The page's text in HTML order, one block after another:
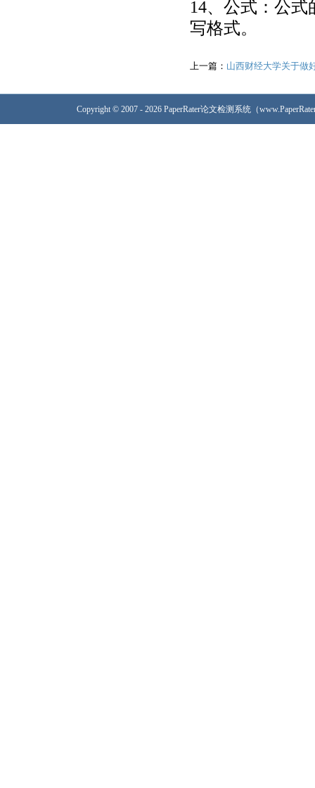
14、公式：公
写格式。
上一篇： 山西财经大学关于做
Copyright © 2007 - 2026 PaperRater论文检测系统（